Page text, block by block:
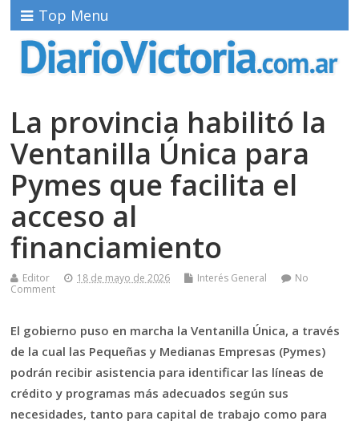
Top Menu
La provincia habilitó la
Ventanilla Única para
Pymes que facilita el
acceso al
financiamiento
Editor 18 de mayo de 2026 Interés General
No
Comment
El gobierno puso en marcha la Ventanilla Única, a través
de la cual las Pequeñas y Medianas Empresas (Pymes)
podrán recibir asistencia para identificar las líneas de
crédito y programas más adecuados según sus
necesidades, tanto para capital de trabajo como para